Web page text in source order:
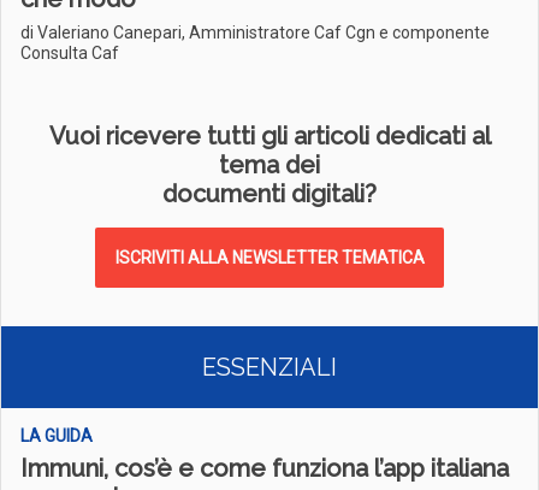
di Valeriano Canepari, Amministratore Caf Cgn e componente
Consulta Caf
Vuoi ricevere tutti gli articoli dedicati al
tema dei
documenti digitali?
ISCRIVITI ALLA NEWSLETTER TEMATICA
ESSENZIALI
LA GUIDA
Immuni, cos’è e come funziona l’app italiana